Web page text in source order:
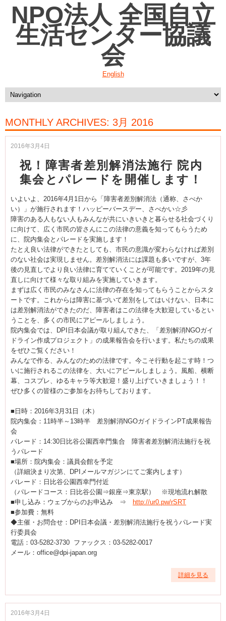
NPO法人 全国自立
生活センター協議
会
English
MONTHLY ARCHIVES: 3月 2016
2016年3月4日
祝！障害者差別解消法施行 院内
集会とパレードを開催します！
いよいよ、2016年4月1日から「障害者差別解消法（通称、さべか
い）」が施行されます！ハッピーバースデー、さべかい☆彡
障害のある人もない人もみんなが共にいきいきと暮らせる社会づくり
に向けて、広く市民の皆さんにこの法律の意義を知ってもらうため
に、院内集会とパレードを実施します！
たとえ良い法律ができたとしても、市民の意識が変わらなければ差別
のない社会は実現しません。差別解消法には課題も多いですが、3年
後の見直しでより良い法律に育てていくことが可能です。2019年の見
直しに向けて様々な取り組みを実施していきます。
まずは広く市民のみなさんに法律の存在を知ってもらうことからスタ
ートです。これからは障害に基づいて差別をしてはいけない、日本に
は差別解消法ができたのだ、障害者はこの法律を大歓迎しているとい
うことを、多くの市民にアピールしましょう。
院内集会では、DPI日本会議が取り組んできた、「差別解消NGOガイ
ドライン作成プロジェクト」の成果報告会を行います。私たちの成果
をぜひご覧ください！
みんなで作る、みんなのための法律です。今こそ行動を起こす時！つ
いに施行されるこの法律を、大いにアピールしましょう。風船、横断
幕、コスプレ、ゆるキャラ等大歓迎！盛り上げていきましょう！！
ぜひ多くの皆様のご参加をお待ちしております。
■日時：2016年3月31日（木）
院内集会：11時半～13時半 差別解消NGOガイドラインPT成果報告
会
パレード：14:30日比谷公園西幸門集合 障害者差別解消法施行を祝
うパレード
■場所：院内集会：議員会館を予定
（詳細決まり次第、DPIメールマガジンにてご案内します）
パレード：日比谷公園西幸門付近
（パレードコース：日比谷公園⇒銀座⇒東京駅） ※現地流れ解散
■申し込み：ウェブからのお申込み ⇒
http://ur0.pw/rSRT
■参加費：無料
◆主催・お問合せ：DPI日本会議・差別解消法施行を祝うパレード実
行委員会
電話：03-5282-3730 ファックス：03-5282-0017
メール：office@dpi-japan.org
詳細を見る
2016年3月4日